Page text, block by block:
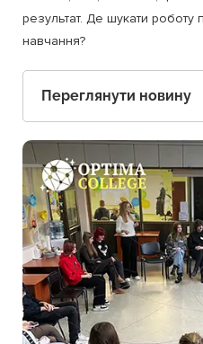
результат. Де шукати роботу
навчання?
Переглянути новину